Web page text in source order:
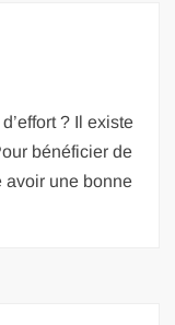
? Il existe
bénéficier de
avoir une bonne